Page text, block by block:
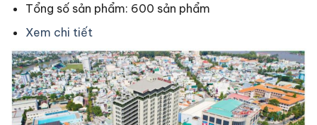
Tổng số sản phẩm: 600 sản phẩm
Xem chi tiết